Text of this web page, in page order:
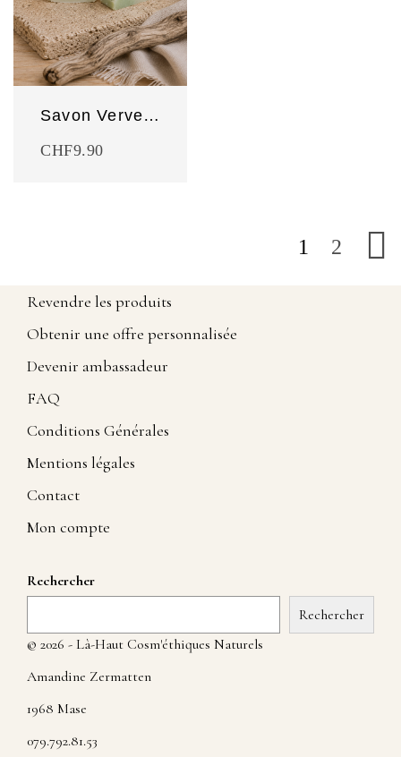
Savon Verveine
CHF9.90
1 2
Revendre les produits
Obtenir une offre personnalisée
Devenir ambassadeur
FAQ
Conditions Générales
Mentions légales
Contact
Mon compte
Rechercher
Rechercher
© 2026 - Là-Haut Cosm'éthiques Naturels
Amandine Zermatten
1968 Mase
079.792.81.53